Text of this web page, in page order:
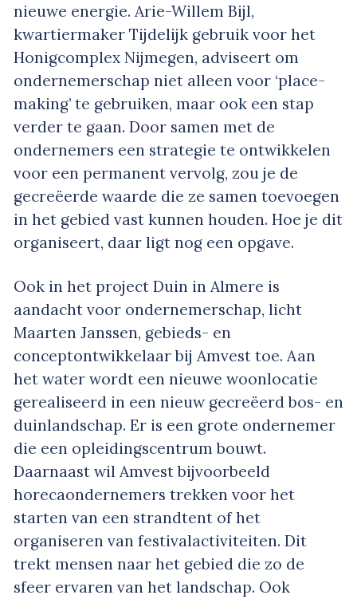
nieuwe energie. Arie-Willem Bijl,
kwartiermaker Tijdelijk gebruik voor het
Honigcomplex Nijmegen, adviseert om
ondernemerschap niet alleen voor ‘place-
making’ te gebruiken, maar ook een stap
verder te gaan. Door samen met de
ondernemers een strategie te ontwikkelen
voor een permanent vervolg, zou je de
gecreëerde waarde die ze samen toevoegen
in het gebied vast kunnen houden. Hoe je dit
organiseert, daar ligt nog een opgave.
Ook in het project Duin in Almere is
aandacht voor ondernemerschap, licht
Maarten Janssen, gebieds- en
conceptontwikkelaar bij Amvest toe. Aan
het water wordt een nieuwe woonlocatie
gerealiseerd in een nieuw gecreëerd bos- en
duinlandschap. Er is een grote ondernemer
die een opleidingscentrum bouwt.
Daarnaast wil Amvest bijvoorbeeld
horecaondernemers trekken voor het
starten van een strandtent of het
organiseren van festivalactiviteiten. Dit
trekt mensen naar het gebied die zo de
sfeer ervaren van het landschap. Ook